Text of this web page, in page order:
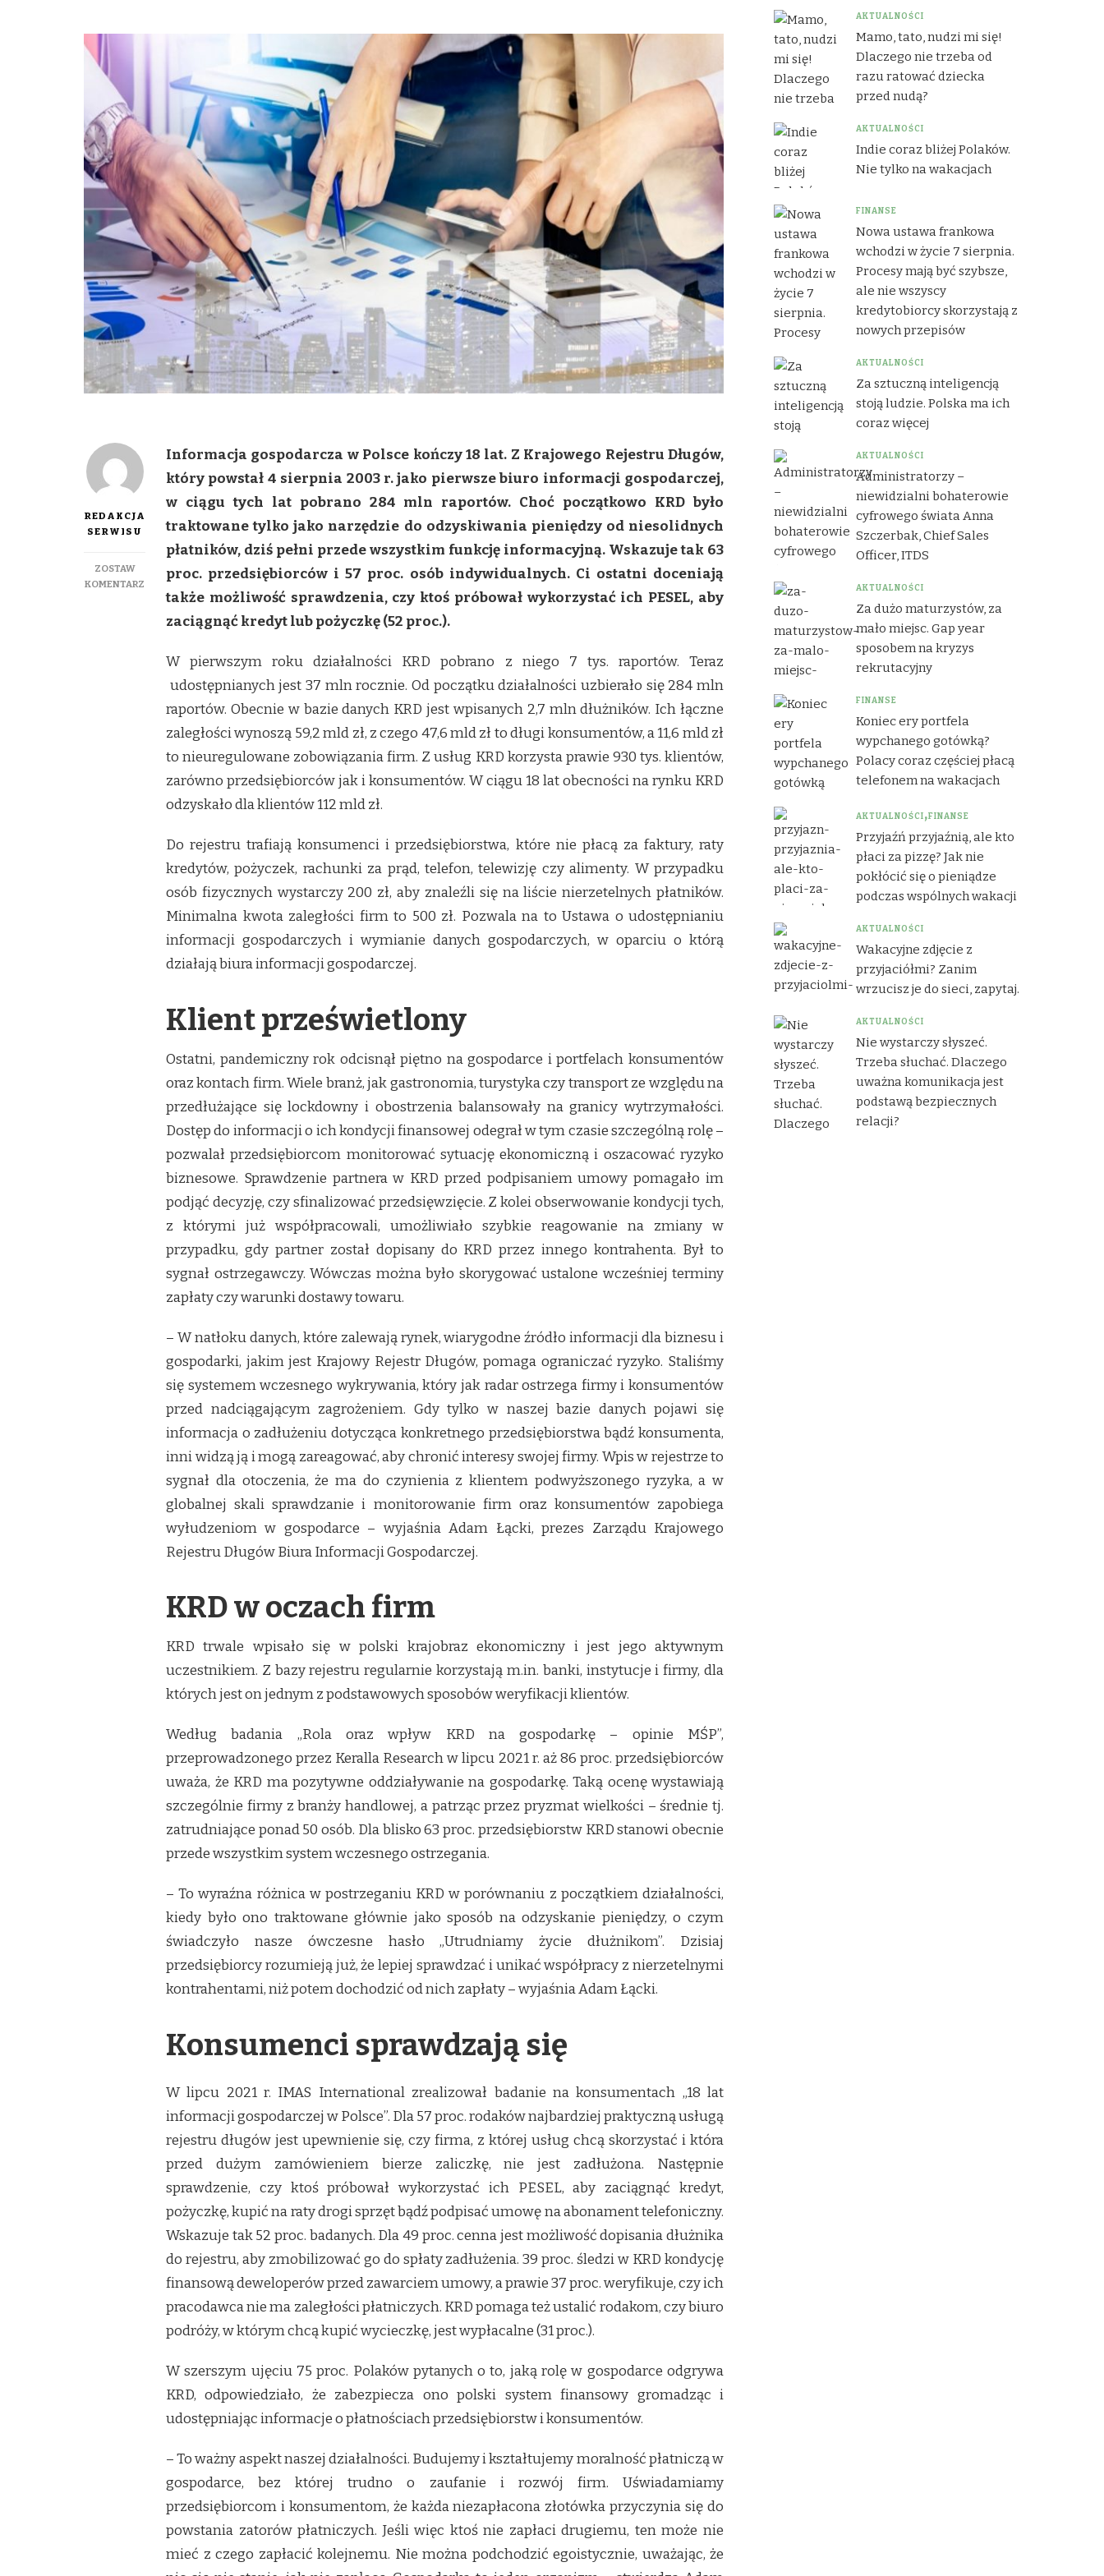
REDAKCJA
SERWISU
ZOSTAW
KOMENTARZ
KONSUMENTÓW
Informacja gospodarcza w Polsce kończy 18 lat. Z Krajowego Rejestru Długów,
który powstał 4 sierpnia 2003 r. jako pierwsze biuro informacji gospodarczej,
w ciągu tych lat pobrano 284 mln raportów. Choć początkowo KRD było
traktowane tylko jako narzędzie do odzyskiwania pieniędzy od niesolidnych
płatników, dziś pełni przede wszystkim funkcję informacyjną. Wskazuje tak 63
proc. przedsiębiorców i 57 proc. osób indywidualnych. Ci ostatni doceniają
także możliwość sprawdzenia, czy ktoś próbował wykorzystać ich PESEL, aby
zaciągnąć kredyt lub pożyczkę (52 proc.).
W pierwszym roku działalności KRD pobrano z niego 7 tys. raportów. Teraz
udostępnianych jest 37 mln rocznie. Od początku działalności uzbierało się 284 mln
raportów. Obecnie w bazie danych KRD jest wpisanych 2,7 mln dłużników. Ich łączne
zaległości wynoszą 59,2 mld zł, z czego 47,6 mld zł to długi konsumentów, a 11,6 mld zł
to nieuregulowane zobowiązania firm. Z usług KRD korzysta prawie 930 tys. klientów,
zarówno przedsiębiorców jak i konsumentów. W ciągu 18 lat obecności na rynku KRD
odzyskało dla klientów 112 mld zł.
Do rejestru trafiają konsumenci i przedsiębiorstwa, które nie płacą za faktury, raty
kredytów, pożyczek, rachunki za prąd, telefon, telewizję czy alimenty. W przypadku
osób fizycznych wystarczy 200 zł, aby znaleźli się na liście nierzetelnych płatników.
Minimalna kwota zaległości firm to 500 zł. Pozwala na to Ustawa o udostępnianiu
informacji gospodarczych i wymianie danych gospodarczych, w oparciu o którą
działają biura informacji gospodarczej.
Klient prześwietlony
Ostatni, pandemiczny rok odcisnął piętno na gospodarce i portfelach konsumentów
oraz kontach firm. Wiele branż, jak gastronomia, turystyka czy transport ze względu na
przedłużające się lockdowny i obostrzenia balansowały na granicy wytrzymałości.
Dostęp do informacji o ich kondycji finansowej odegrał w tym czasie szczególną rolę –
pozwalał przedsiębiorcom monitorować sytuację ekonomiczną i oszacować ryzyko
biznesowe. Sprawdzenie partnera w KRD przed podpisaniem umowy pomagało im
podjąć decyzję, czy sfinalizować przedsięwzięcie. Z kolei obserwowanie kondycji tych,
z którymi już współpracowali, umożliwiało szybkie reagowanie na zmiany w
przypadku, gdy partner został dopisany do KRD przez innego kontrahenta. Był to
sygnał ostrzegawczy. Wówczas można było skorygować ustalone wcześniej terminy
zapłaty czy warunki dostawy towaru.
– W natłoku danych, które zalewają rynek, wiarygodne źródło informacji dla biznesu i
gospodarki, jakim jest Krajowy Rejestr Długów, pomaga ograniczać ryzyko. Staliśmy
się systemem wczesnego wykrywania, który jak radar ostrzega firmy i konsumentów
przed nadciągającym zagrożeniem. Gdy tylko w naszej bazie danych pojawi się
informacja o zadłużeniu dotycząca konkretnego przedsiębiorstwa bądź konsumenta,
inni widzą ją i mogą zareagować, aby chronić interesy swojej firmy. Wpis w rejestrze to
sygnał dla otoczenia, że ma do czynienia z klientem podwyższonego ryzyka, a w
globalnej skali sprawdzanie i monitorowanie firm oraz konsumentów zapobiega
wyłudzeniom w gospodarce – wyjaśnia Adam Łącki, prezes Zarządu Krajowego
Rejestru Długów Biura Informacji Gospodarczej.
KRD w oczach firm
KRD trwale wpisało się w polski krajobraz ekonomiczny i jest jego aktywnym
uczestnikiem. Z bazy rejestru regularnie korzystają m.in. banki, instytucje i firmy, dla
których jest on jednym z podstawowych sposobów weryfikacji klientów.
Według badania „Rola oraz wpływ KRD na gospodarkę – opinie MŚP”,
przeprowadzonego przez Keralla Research w lipcu 2021 r. aż 86 proc. przedsiębiorców
uważa, że KRD ma pozytywne oddziaływanie na gospodarkę. Taką ocenę wystawiają
szczególnie firmy z branży handlowej, a patrząc przez pryzmat wielkości – średnie tj.
zatrudniające ponad 50 osób. Dla blisko 63 proc. przedsiębiorstw KRD stanowi obecnie
przede wszystkim system wczesnego ostrzegania.
– To wyraźna różnica w postrzeganiu KRD w porównaniu z początkiem działalności,
kiedy było ono traktowane głównie jako sposób na odzyskanie pieniędzy, o czym
świadczyło nasze ówczesne hasło „Utrudniamy życie dłużnikom”. Dzisiaj
przedsiębiorcy rozumieją już, że lepiej sprawdzać i unikać współpracy z nierzetelnymi
kontrahentami, niż potem dochodzić od nich zapłaty – wyjaśnia Adam Łącki.
Konsumenci sprawdzają się
W lipcu 2021 r. IMAS International zrealizował badanie na konsumentach „18 lat
informacji gospodarczej w Polsce”. Dla 57 proc. rodaków najbardziej praktyczną usługą
rejestru długów jest upewnienie się, czy firma, z której usług chcą skorzystać i która
przed dużym zamówieniem bierze zaliczkę, nie jest zadłużona. Następnie
sprawdzenie, czy ktoś próbował wykorzystać ich PESEL, aby zaciągnąć kredyt,
pożyczkę, kupić na raty drogi sprzęt bądź podpisać umowę na abonament telefoniczny.
Wskazuje tak 52 proc. badanych. Dla 49 proc. cenna jest możliwość dopisania dłużnika
do rejestru, aby zmobilizować go do spłaty zadłużenia. 39 proc. śledzi w KRD kondycję
finansową deweloperów przed zawarciem umowy, a prawie 37 proc. weryfikuje, czy ich
pracodawca nie ma zaległości płatniczych. KRD pomaga też ustalić rodakom, czy biuro
podróży, w którym chcą kupić wycieczkę, jest wypłacalne (31 proc.).
W szerszym ujęciu 75 proc. Polaków pytanych o to, jaką rolę w gospodarce odgrywa
KRD, odpowiedziało, że zabezpiecza ono polski system finansowy gromadząc i
udostępniając informacje o płatnościach przedsiębiorstw i konsumentów.
– To ważny aspekt naszej działalności. Budujemy i kształtujemy moralność płatniczą w
gospodarce, bez której trudno o zaufanie i rozwój firm. Uświadamiamy
przedsiębiorcom i konsumentom, że każda niezapłacona złotówka przyczynia się do
powstania zatorów płatniczych. Jeśli więc ktoś nie zapłaci drugiemu, ten może nie
mieć z czego zapłacić kolejnemu. Nie można podchodzić egoistycznie, uważając, że
AKTUALNOŚCI
Mamo, tato, nudzi mi się!
Dlaczego nie trzeba od
razu ratować dziecka
przed nudą?
AKTUALNOŚCI
Indie coraz bliżej Polaków.
Nie tylko na wakacjach
FINANSE
Nowa ustawa frankowa
wchodzi w życie 7 sierpnia.
Procesy mają być szybsze,
ale nie wszyscy
kredytobiorcy skorzystają z
nowych przepisów
AKTUALNOŚCI
Za sztuczną inteligencją
stoją ludzie. Polska ma ich
coraz więcej
AKTUALNOŚCI
Administratorzy –
niewidzialni bohaterowie
cyfrowego świata Anna
Szczerbak, Chief Sales
Officer, ITDS
AKTUALNOŚCI
Za dużo maturzystów, za
mało miejsc. Gap year
sposobem na kryzys
rekrutacyjny
FINANSE
Koniec ery portfela
wypchanego gotówką?
Polacy coraz częściej płacą
telefonem na wakacjach
AKTUALNOŚCI FINANSE
Przyjaźń przyjaźnią, ale kto
płaci za pizzę? Jak nie
pokłócić się o pieniądze
podczas wspólnych wakacji
AKTUALNOŚCI
Wakacyjne zdjęcie z
przyjaciółmi? Zanim
wrzucisz je do sieci, zapytaj.
AKTUALNOŚCI
Nie wystarczy słyszeć.
Trzeba słuchać. Dlaczego
uważna komunikacja jest
podstawą bezpiecznych
relacji?